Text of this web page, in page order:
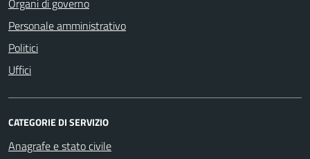
Personale amministrativo
Politici
Uffici
CATEGORIE DI SERVIZIO
Anagrafe e stato civile